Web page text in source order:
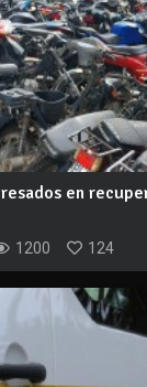
en
1200 124